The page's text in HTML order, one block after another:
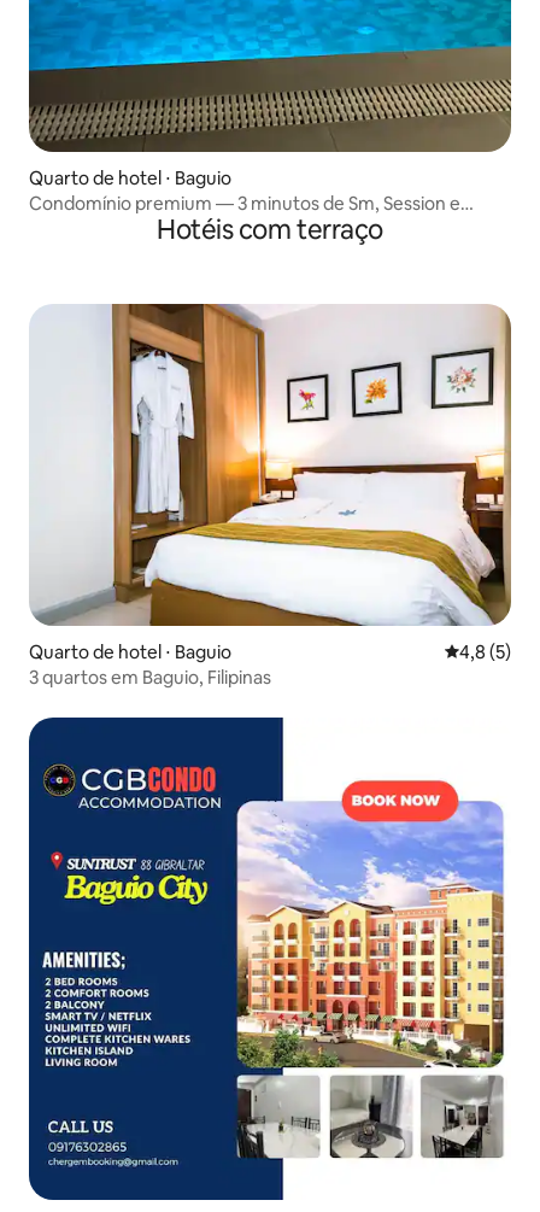
Quarto de hotel ⋅ Baguio
Condomínio premium — 3 minutos de Sm, Session e
Hotéis com terraço
Quarto de hotel ⋅ Baguio 4,8 de
4,8 (5)
3 quartos em Baguio, Filipinas